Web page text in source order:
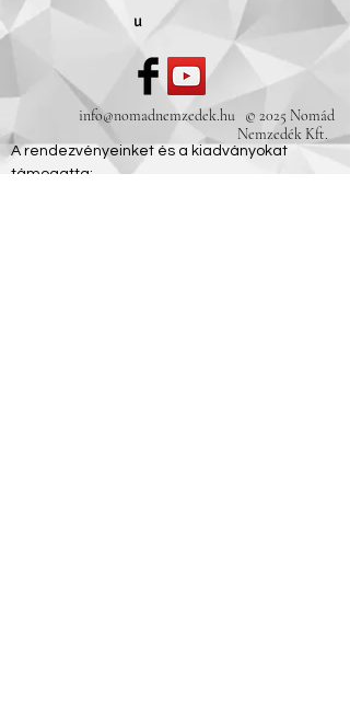
u
info@nomadnemzedek.hu © 2025 Nomád
Nemzedék Kft.
A rendezvényeinket és a kiadványokat
támogatta: